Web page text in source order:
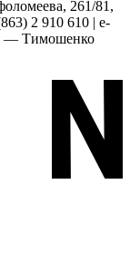
261/81,
2 910 610 | e-
— Тимошенко